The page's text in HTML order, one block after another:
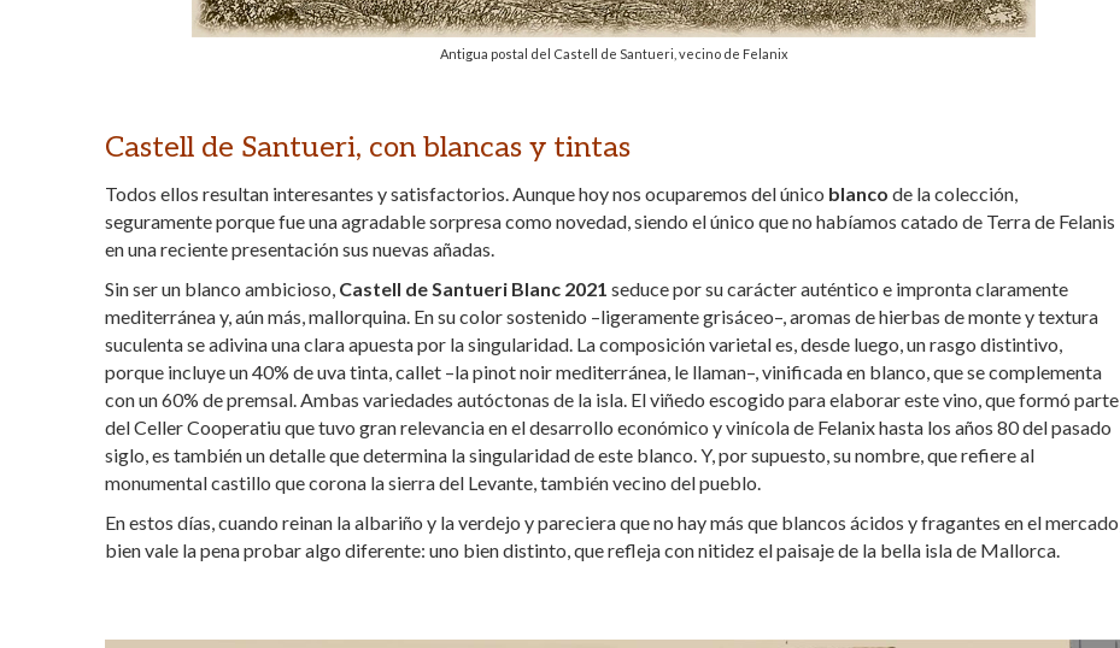
Antigua postal del Castell de Santueri, vecino de Felanix
Castell de Santueri, con blancas y tintas
Todos ellos resultan interesantes y satisfactorios. Aunque hoy nos ocuparemos del único blanco de la colección,
seguramente porque fue una agradable sorpresa como novedad, siendo el único que no habíamos catado de Terra de Felanis
en una reciente presentación sus nuevas añadas.
Sin ser un blanco ambicioso, Castell de Santueri Blanc 2021 seduce por su carácter auténtico e impronta claramente
mediterránea y, aún más, mallorquina. En su color sostenido –ligeramente grisáceo–, aromas de hierbas de monte y textura
suculenta se adivina una clara apuesta por la singularidad. La composición varietal es, desde luego, un rasgo distintivo,
porque incluye un 40% de uva tinta, callet –la pinot noir mediterránea, le llaman–, vinificada en blanco, que se complementa
con un 60% de premsal. Ambas variedades autóctonas de la isla. El viñedo escogido para elaborar este vino, que formó parte
del Celler Cooperatiu que tuvo gran relevancia en el desarrollo económico y vinícola de Felanix hasta los años 80 del pasado
siglo, es también un detalle que determina la singularidad de este blanco. Y, por supuesto, su nombre, que refiere al
monumental castillo que corona la sierra del Levante, también vecino del pueblo.
En estos días, cuando reinan la albariño y la verdejo y pareciera que no hay más que blancos ácidos y fragantes en el mercado,
bien vale la pena probar algo diferente: uno bien distinto, que refleja con nitidez el paisaje de la bella isla de Mallorca.